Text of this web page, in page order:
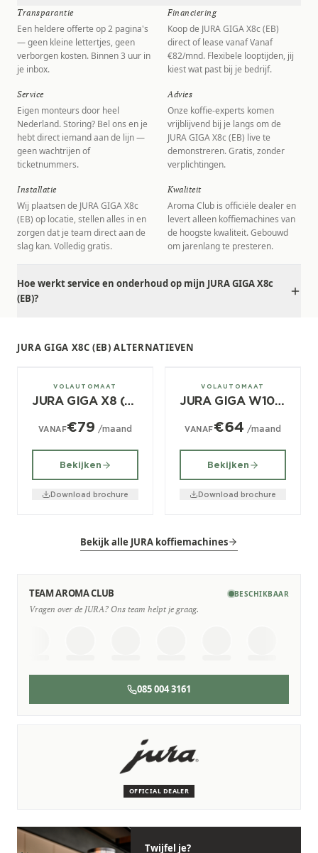
Transparantie
Een heldere offerte op 2 pagina's
— geen kleine lettertjes, geen
verborgen kosten. Binnen 3 uur in
je inbox.
Financiering
Koop de JURA GIGA X8c (EB)
direct of lease vanaf Vanaf
€82/mnd. Flexibele looptijden, jij
kiest wat past bij je bedrijf.
Service
Eigen monteurs door heel
Nederland. Storing? Bel ons en je
hebt direct iemand aan de lijn —
geen wachtrijen of
ticketnummers.
Advies
Onze koffie-experts komen
vrijblijvend bij je langs om de
JURA GIGA X8c (EB) live te
demonstreren. Gratis, zonder
verplichtingen.
Installatie
Wij plaatsen de JURA GIGA X8c
(EB) op locatie, stellen alles in en
zorgen dat je team direct aan de
slag kan. Volledig gratis.
Kwaliteit
Aroma Club is officiële dealer en
levert alleen koffiemachines van
de hoogste kwaliteit. Gebouwd
om jarenlang te presteren.
Hoe werkt service en onderhoud op mijn JURA GIGA X8c
(EB)?
JURA GIGA X8C (EB) ALTERNATIEVEN
± 220/dag
VOLAUTOMAAT
JURA GIGA X8 (EB)
VANAF€79 /maand
Bekijken
Download brochure
± 180/dag
VOLAUTOMAAT
JURA GIGA W10 (EA)
VANAF€64 /maand
Bekijken
Download brochure
Bekijk alle JURA koffiemachines
TEAM AROMA CLUB BESCHIKBAAR
Vragen over de JURA? Ons team helpt je graag.
085 004 3161
OFFICIAL DEALER
Wij staan voor je klaar
Deskundige monteurs die verstand hebben van JURA
Persoonlijk, snel en zonder gedoe.
Twijfel je?